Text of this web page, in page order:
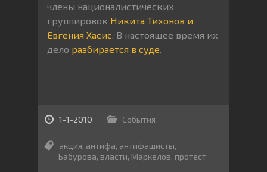
члены националистических
группировок Никита Тихонов и
Евгения Хасис. В настоящее время их
дело разбирается в суде.
1-1-2010 События
акция, антифа, антифашисты,
Бабурова, власти, Маркелов, протест